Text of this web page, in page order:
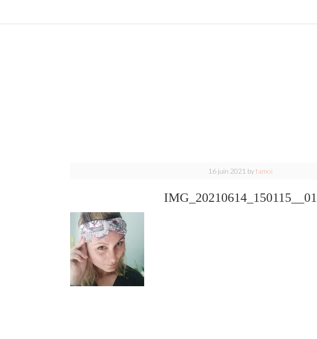
16 juin 2021 bytamoi
IMG_20210614_150115__01